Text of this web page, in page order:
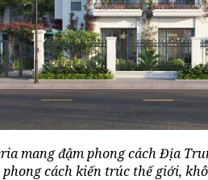
mang đậm phong cách Địa
phong cách kiến trúc thế giới,